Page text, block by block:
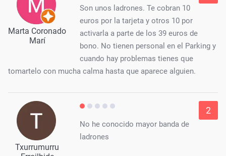
Marta Coronado
Marí
Son unos ladrones. Te cobran 10
euros por la tarjeta y otros 10 por
activarla a parte de los 39 euros de
bono. No tienen personal en el Parking y
cuando hay problemas tienes que
tomartelo con mucha calma hasta que aparece alguien.
Txurrumurru
2
No he conocido mayor banda de
ladrones